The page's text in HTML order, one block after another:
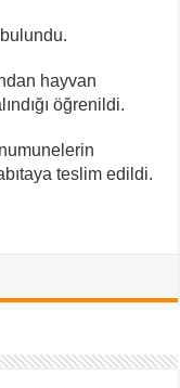
hayvan
öğrenildi.
numunelerin
teslim edildi.